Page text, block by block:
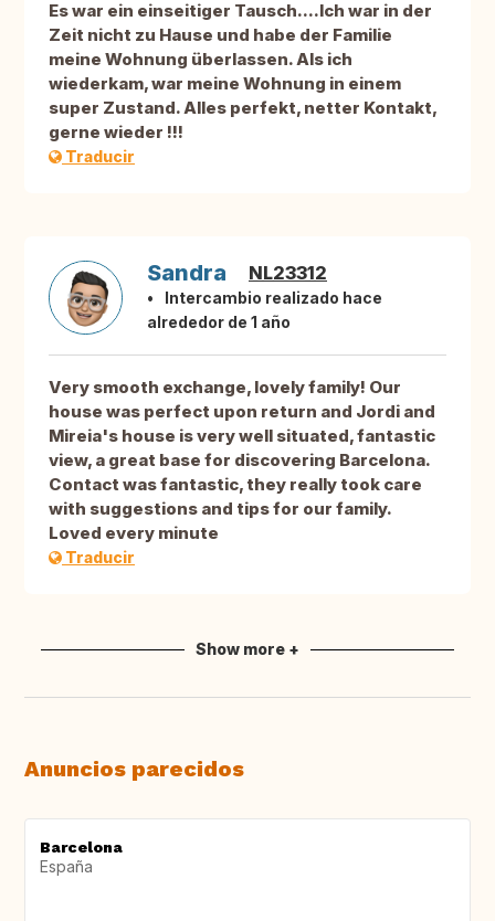
Es war ein einseitiger Tausch....Ich war in der
Zeit nicht zu Hause und habe der Familie
meine Wohnung überlassen. Als ich
wiederkam, war meine Wohnung in einem
super Zustand. Alles perfekt, netter Kontakt,
gerne wieder !!!
Traducir
Sandra NL23312
Intercambio realizado hace
alrededor de 1 año
Very smooth exchange, lovely family! Our
house was perfect upon return and Jordi and
Mireia's house is very well situated, fantastic
view, a great base for discovering Barcelona.
Contact was fantastic, they really took care
with suggestions and tips for our family.
Loved every minute
Traducir
Show more +
Anuncios parecidos
Barcelona
España